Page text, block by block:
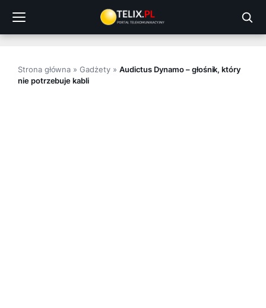
treści
Strona główna »Gadżety» Audictus Dynamo – głośnik, który
nie potrzebuje kabli